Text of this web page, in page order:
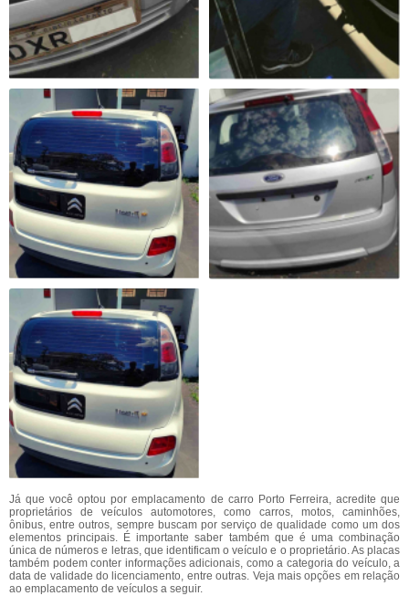
Já que você optou por emplacamento de carro Porto Ferreira, acredite que
proprietários de veículos automotores, como carros, motos, caminhões,
ônibus, entre outros, sempre buscam por serviço de qualidade como um dos
elementos principais. É importante saber também que é uma combinação
única de números e letras, que identificam o veículo e o proprietário. As placas
também podem conter informações adicionais, como a categoria do veículo, a
data de validade do licenciamento, entre outras. Veja mais opções em relação
ao emplacamento de veículos a seguir.